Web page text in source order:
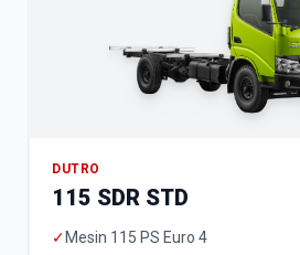
DUTRO
115 SDR STD
✓ Mesin 115 PS Euro 4